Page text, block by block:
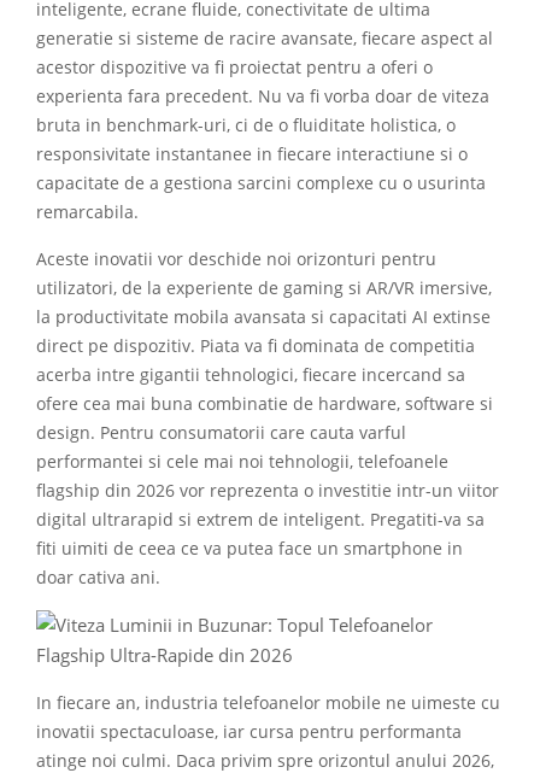
inteligente, ecrane fluide, conectivitate de ultima
generatie si sisteme de racire avansate, fiecare aspect al
acestor dispozitive va fi proiectat pentru a oferi o
experienta fara precedent. Nu va fi vorba doar de viteza
bruta in benchmark-uri, ci de o fluiditate holistica, o
responsivitate instantanee in fiecare interactiune si o
capacitate de a gestiona sarcini complexe cu o usurinta
remarcabila.
Aceste inovatii vor deschide noi orizonturi pentru
utilizatori, de la experiente de gaming si AR/VR imersive,
la productivitate mobila avansata si capacitati AI extinse
direct pe dispozitiv. Piata va fi dominata de competitia
acerba intre gigantii tehnologici, fiecare incercand sa
ofere cea mai buna combinatie de hardware, software si
design. Pentru consumatorii care cauta varful
performantei si cele mai noi tehnologii, telefoanele
flagship din 2026 vor reprezenta o investitie intr-un viitor
digital ultrarapid si extrem de inteligent. Pregatiti-va sa
fiti uimiti de ceea ce va putea face un smartphone in
doar cativa ani.
In fiecare an, industria telefoanelor mobile ne uimeste cu
inovatii spectaculoase, iar cursa pentru performanta
atinge noi culmi. Daca privim spre orizontul anului 2026,